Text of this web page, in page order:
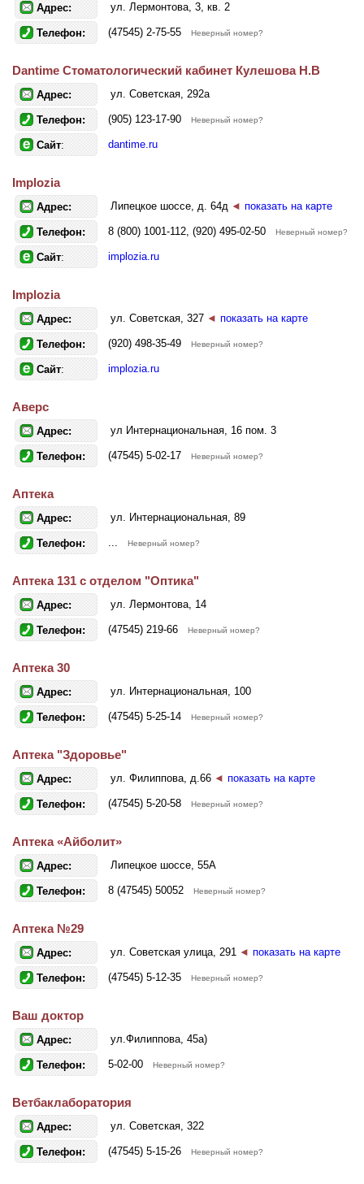
Адрес: ул. Лермонтова, 3, кв. 2
Телефон: (47545) 2-75-55 Неверный номер?
Dantime Стоматологический кабинет Кулешова Н.В
Адрес: ул. Советская, 292а
Телефон: (905) 123-17-90 Неверный номер?
Сайт: dantime.ru
Implozia
Адрес: Липецкое шоссе, д. 64д ◄ показать на карте
Телефон: 8 (800) 1001-112, (920) 495-02-50 Неверный номер?
Сайт: implozia.ru
Implozia
Адрес: ул. Советская, 327 ◄ показать на карте
Телефон: (920) 498-35-49 Неверный номер?
Сайт: implozia.ru
Аверс
Адрес: ул Интернациональная, 16 пом. 3
Телефон: (47545) 5-02-17 Неверный номер?
Аптека
Адрес: ул. Интернациональная, 89
Телефон: ... Неверный номер?
Аптека 131 с отделом "Оптика"
Адрес: ул. Лермонтова, 14
Телефон: (47545) 219-66 Неверный номер?
Аптека 30
Адрес: ул. Интернациональная, 100
Телефон: (47545) 5-25-14 Неверный номер?
Аптека "Здоровье"
Адрес: ул. Филиппова, д.66 ◄ показать на карте
Телефон: (47545) 5-20-58 Неверный номер?
Аптека «Айболит»
Адрес: Липецкое шоссе, 55А
Телефон: 8 (47545) 50052 Неверный номер?
Аптека №29
Адрес: ул. Советская улица, 291 ◄ показать на карте
Телефон: (47545) 5-12-35 Неверный номер?
Ваш доктор
Адрес: ул.Филиппова, 45а)
Телефон: 5-02-00 Неверный номер?
Ветбаклаборатория
Адрес: ул. Советская, 322
Телефон: (47545) 5-15-26 Неверный номер?